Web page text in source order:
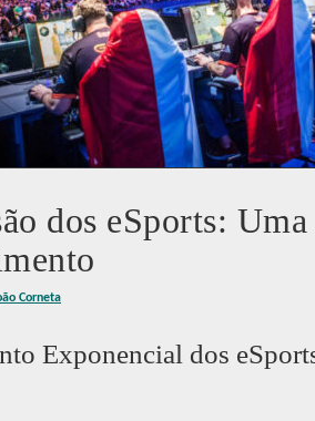
dos eSports:
Corneta
Exponencial dos